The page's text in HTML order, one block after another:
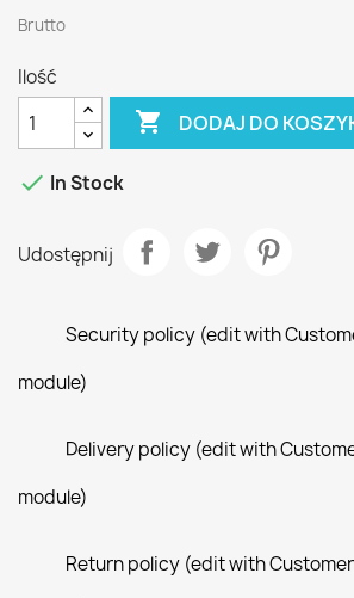
Brutto
Ilość
 DODAJ DO
 In Stock
Udostępnij
Security policy (edit with
module)
Delivery policy (edit with
module)
Return policy (edit with